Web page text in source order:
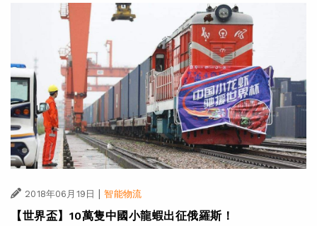
2018年06月19日 | 智能物流
【世界盃】10萬隻中國小龍蝦出征俄羅斯！